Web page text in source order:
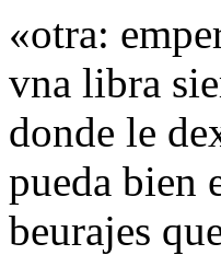
«otra:
vna libra
donde le
pueda bien
beurajes